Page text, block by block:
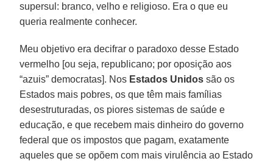
supersul: branco, velho e religioso. Era o que eu
queria realmente conhecer.
Meu objetivo era decifrar o paradoxo desse Estado
vermelho [ou seja, republicano; por oposição aos
“azuis” democratas]. Nos Estados Unidos são os
Estados mais pobres, os que têm mais famílias
desestruturadas, os piores sistemas de saúde e
educação, e que recebem mais dinheiro do governo
federal que os impostos que pagam, exatamente
aqueles que se opõem com mais virulência ao Estado